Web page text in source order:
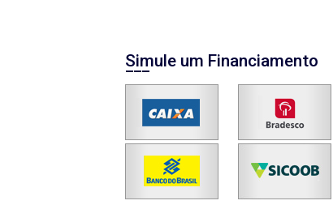
Simule um Financiamento